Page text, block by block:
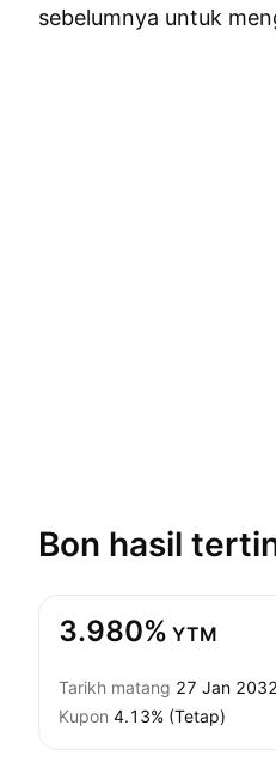
sebelumnya untuk
Bon hasil
3.980% YTM
Tarikh matang 27 Jan 2032
Kupon 4.13% (Tetap)